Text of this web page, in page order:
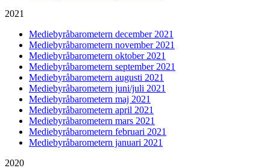
2021
Mediebyråbarometern december 2021
Mediebyråbarometern november 2021
Mediebyråbarometern oktober 2021
Mediebyråbarometern september 2021
Mediebyråbarometern augusti 2021
Mediebyråbarometern juni/juli 2021
Mediebyråbarometern maj 2021
Mediebyråbarometern april 2021
Mediebyråbarometern mars 2021
Mediebyråbarometern februari 2021
Mediebyråbarometern januari 2021
2020